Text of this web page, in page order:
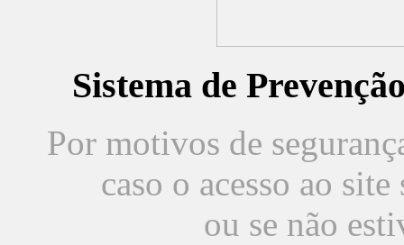
Sistema de
Por motivos de
caso o acesso ao
ou se não